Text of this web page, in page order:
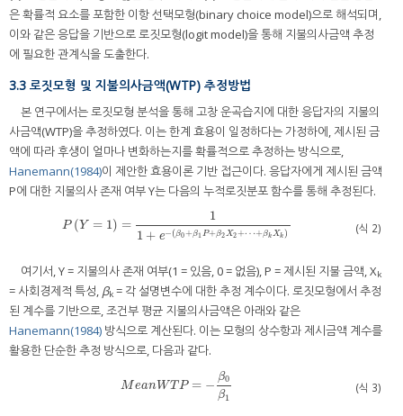
은 확률적 요소를 포함한 이항 선택모형(binary choice model)으로 해석되며,
이와 같은 응답을 기반으로 로짓모형(logit model)을 통해 지불의사금액 추정
에 필요한 관계식을 도출한다.
3.3 로짓모형 및 지불의사금액(WTP) 추정방법
본 연구에서는 로짓모형 분석을 통해 고창 운곡습지에 대한 응답자의 지불의
사금액(WTP)을 추정하였다. 이는 한계 효용이 일정하다는 가정하에, 제시된 금
액에 따라 후생이 얼마나 변화하는지를 확률적으로 추정하는 방식으로,
Hanemann(1984)이 제안한 효용이론 기반 접근이다. 응답자에게 제시된 금액
P에 대한 지불의사 존재 여부 Y는 다음의 누적로짓분포 함수를 통해 추정된다.
P (Y = 1) =
1
1 + e−(β0+β1P+β2X2+⋯+βkXk)
P Y= 1= 11+e−β0+β1P+β2X2+⋯+βkXk (식 2)
여기서, Y = 지불의사 존재 여부(1 = 있음, 0 = 없음), P = 제시된 지불 금액, Xk
= 사회경제적 특성, βk = 각 설명변수에 대한 추정 계수이다. 로짓모형에서 추정
된 계수를 기반으로, 조건부 평균 지불의사금액은 아래와 같은
Hanemann(1984) 방식으로 계산된다. 이는 모형의 상수항과 제시금액 계수를
활용한 단순한 추정 방식으로, 다음과 같다.
MeanWTP = −
β0
β1
MeanWTP=−β 0β1 (식 3)